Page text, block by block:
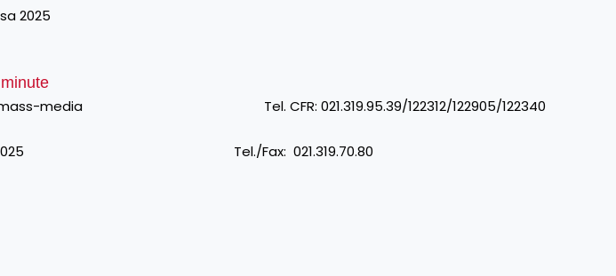
2025
minute
și mass-media Tel. CFR: 021.319.95.39/122312/122905/122340
04.07.2025 Tel./Fax: 021.319.70.80